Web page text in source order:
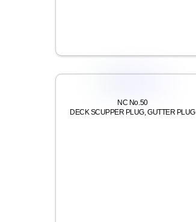
NC No.50
DECK SCUPPER PLUG, GUTTER PLUG